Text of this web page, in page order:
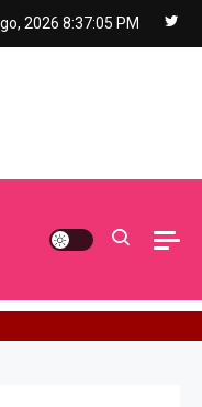
2026 8:37:05 PM